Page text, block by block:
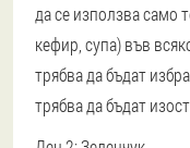
да се използва само
кефир, супа) във
трябва да бъдат
трябва да бъдат